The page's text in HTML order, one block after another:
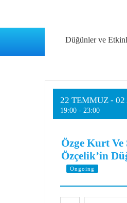
Düğünler ve
22 TEMMUZ - 02
19:00 - 23:00
Özge Kurt Ve
Özçelik’in
Ongoing